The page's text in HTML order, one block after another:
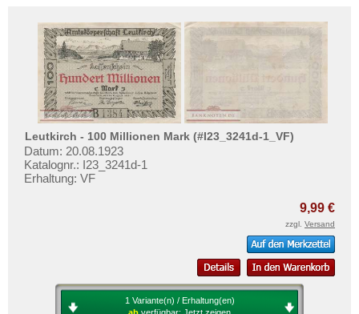
Leutkirch - 100 Millionen Mark (#I23_3241d-1_VF)
Datum: 20.08.1923
Katalognr.: I23_3241d-1
Erhaltung: VF
9,99 €
zzgl. Versand
1 Variante(n) / Erhaltung(en)